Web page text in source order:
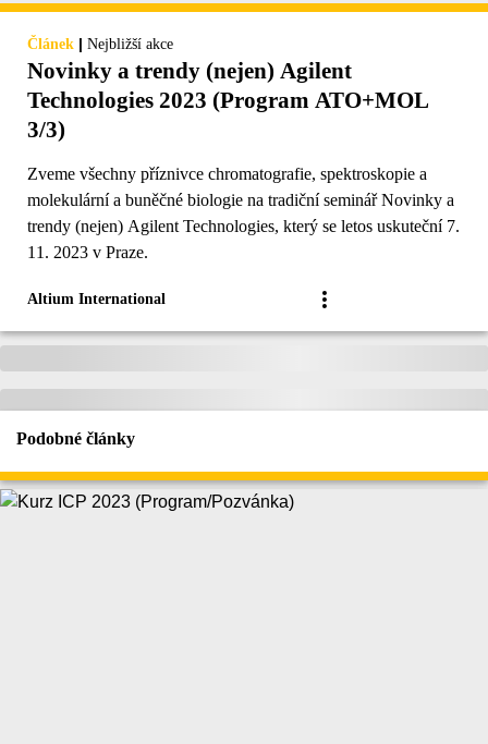
Článek | Nejbližší akce
Novinky a trendy (nejen) Agilent
Technologies 2023 (Program ATO+MOL
3/3)
Zveme všechny příznivce chromatografie, spektroskopie a
molekulární a buněčné biologie na tradiční seminář Novinky a
trendy (nejen) Agilent Technologies, který se letos uskuteční 7.
11. 2023 v Praze.
Altium International
Podobné články